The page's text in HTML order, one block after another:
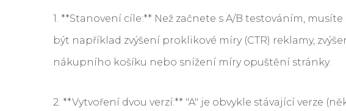
1. **Stanovení cíle:** Než začnete s A/B testováním,
být například zvýšení proklikové míry (CTR) reklamy,
nákupního košíku nebo snížení míry opuštění stránky.
2. **Vytvoření dvou verzí:** "A" je obvykle stávající verze